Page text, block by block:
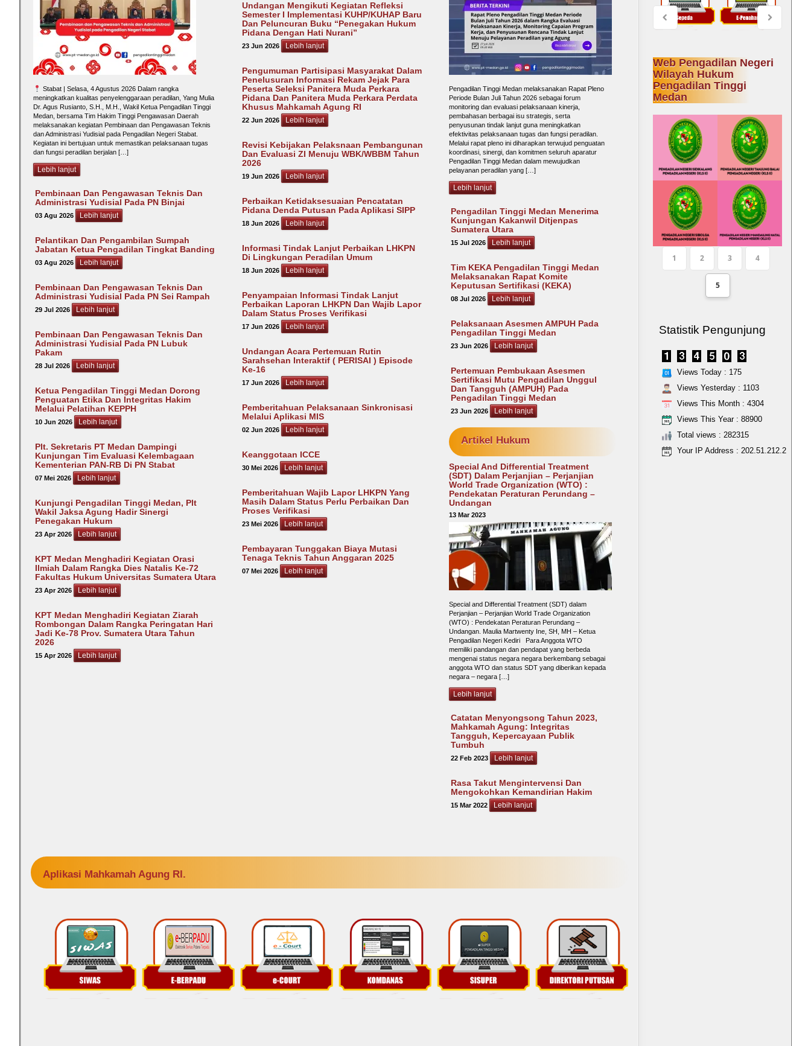
Stabat | Selasa, 4 Agustus 2026 Dalam rangka
meningkatkan kualitas penyelenggaraan peradilan, Yang Mulia
Dr. Agus Rusianto, S.H., M.H., Wakil Ketua Pengadilan Tinggi
Medan, bersama Tim Hakim Tinggi Pengawasan Daerah
melaksanakan kegiatan Pembinaan dan Pengawasan Teknis
dan Administrasi Yudisial pada Pengadilan Negeri Stabat.
Kegiatan ini bertujuan untuk memastikan pelaksanaan tugas
dan fungsi peradilan berjalan […]
Lebih lanjut
Pembinaan Dan Pengawasan Teknis Dan
Administrasi Yudisial Pada PN Binjai
03 Agu 2026 Lebih lanjut
Pelantikan Dan Pengambilan Sumpah
Jabatan Ketua Pengadilan Tingkat Banding
03 Agu 2026 Lebih lanjut
Pembinaan Dan Pengawasan Teknis Dan
Administrasi Yudisial Pada PN Sei Rampah
29 Jul 2026 Lebih lanjut
Pembinaan Dan Pengawasan Teknis Dan
Administrasi Yudisial Pada PN Lubuk
Pakam
28 Jul 2026 Lebih lanjut
Ketua Pengadilan Tinggi Medan Dorong
Penguatan Etika Dan Integritas Hakim
Melalui Pelatihan KEPPH
10 Jun 2026 Lebih lanjut
Plt. Sekretaris PT Medan Dampingi
Kunjungan Tim Evaluasi Kelembagaan
Kementerian PAN-RB Di PN Stabat
07 Mei 2026 Lebih lanjut
Kunjungi Pengadilan Tinggi Medan, Plt
Wakil Jaksa Agung Hadir Sinergi
Penegakan Hukum
23 Apr 2026 Lebih lanjut
KPT Medan Menghadiri Kegiatan Orasi
Ilmiah Dalam Rangka Dies Natalis Ke-72
Fakultas Hukum Universitas Sumatera Utara
23 Apr 2026 Lebih lanjut
KPT Medan Menghadiri Kegiatan Ziarah
Rombongan Dalam Rangka Peringatan Hari
Jadi Ke-78 Prov. Sumatera Utara Tahun
2026
15 Apr 2026 Lebih lanjut
Undangan Mengikuti Kegiatan Refleksi
Semester I Implementasi KUHP/KUHAP Baru
Dan Peluncuran Buku “Penegakan Hukum
Pidana Dengan Hati Nurani”
23 Jun 2026 Lebih lanjut
Pengumuman Partisipasi Masyarakat Dalam
Penelusuran Informasi Rekam Jejak Para
Peserta Seleksi Panitera Muda Perkara
Pidana Dan Panitera Muda Perkara Perdata
Khusus Mahkamah Agung RI
22 Jun 2026 Lebih lanjut
Revisi Kebijakan Pelaksnaan Pembangunan
Dan Evaluasi ZI Menuju WBK/WBBM Tahun
2026
19 Jun 2026 Lebih lanjut
Perbaikan Ketidaksesuaian Pencatatan
Pidana Denda Putusan Pada Aplikasi SIPP
18 Jun 2026 Lebih lanjut
Informasi Tindak Lanjut Perbaikan LHKPN
Di Lingkungan Peradilan Umum
18 Jun 2026 Lebih lanjut
Penyampaian Informasi Tindak Lanjut
Perbaikan Laporan LHKPN Dan Wajib Lapor
Dalam Status Proses Verifikasi
17 Jun 2026 Lebih lanjut
Undangan Acara Pertemuan Rutin
Sarahsehan Interaktif ( PERISAI ) Episode
Ke-16
17 Jun 2026 Lebih lanjut
Pemberitahuan Pelaksanaan Sinkronisasi
Melalui Aplikasi MIS
02 Jun 2026 Lebih lanjut
Keanggotaan ICCE
30 Mei 2026 Lebih lanjut
Pemberitahuan Wajib Lapor LHKPN Yang
Masih Dalam Status Perlu Perbaikan Dan
Proses Verifikasi
23 Mei 2026 Lebih lanjut
Pembayaran Tunggakan Biaya Mutasi
Tenaga Teknis Tahun Anggaran 2025
07 Mei 2026 Lebih lanjut
Pengadilan Tinggi Medan melaksanakan Rapat Pleno
Periode Bulan Juli Tahun 2026 sebagai forum
monitoring dan evaluasi pelaksanaan kinerja,
pembahasan berbagai isu strategis, serta
penyusunan tindak lanjut guna meningkatkan
efektivitas pelaksanaan tugas dan fungsi peradilan.
Melalui rapat pleno ini diharapkan terwujud penguatan
koordinasi, sinergi, dan komitmen seluruh aparatur
Pengadilan Tinggi Medan dalam mewujudkan
pelayanan peradilan yang […]
Lebih lanjut
Pengadilan Tinggi Medan Menerima
Kunjungan Kakanwil Ditjenpas
Sumatera Utara
15 Jul 2026 Lebih lanjut
Tim KEKA Pengadilan Tinggi Medan
Melaksanakan Rapat Komite
Keputusan Sertifikasi (KEKA)
08 Jul 2026 Lebih lanjut
Pelaksanaan Asesmen AMPUH Pada
Pengadilan Tinggi Medan
23 Jun 2026 Lebih lanjut
Pertemuan Pembukaan Asesmen
Sertifikasi Mutu Pengadilan Unggul
Dan Tangguh (AMPUH) Pada
Pengadilan Tinggi Medan
23 Jun 2026 Lebih lanjut
Artikel Hukum
Special And Differential Treatment
(SDT) Dalam Perjanjian – Perjanjian
World Trade Organization (WTO) :
Pendekatan Peraturan Perundang –
Undangan
13 Mar 2023
Special and Differential Treatment (SDT) dalam
Perjanjian – Perjanjian World Trade Organization
(WTO) : Pendekatan Peraturan Perundang –
Undangan. Maulia Martwenty Ine, SH, MH – Ketua
Pengadilan Negeri Kediri Para Anggota WTO
memiliki pandangan dan pendapat yang berbeda
mengenai status negara negara berkembang sebagai
anggota WTO dan status SDT yang diberikan kepada
negara – negara […]
Lebih lanjut
Catatan Menyongsong Tahun 2023,
Mahkamah Agung: Integritas
Tangguh, Kepercayaan Publik
Tumbuh
22 Feb 2023 Lebih lanjut
Rasa Takut Mengintervensi Dan
Mengokohkan Kemandirian Hakim
15 Mar 2022 Lebih lanjut
Aplikasi Mahkamah Agung RI.
Web Pengadilan Negeri
Wilayah Hukum
Pengadilan Tinggi
Medan
1 2 3 4
5
Statistik Pengunjung
Views Today : 175
Views Yesterday : 1103
Views This Month : 4304
Views This Year : 88900
Total views : 282315
Your IP Address : 202.51.212.2